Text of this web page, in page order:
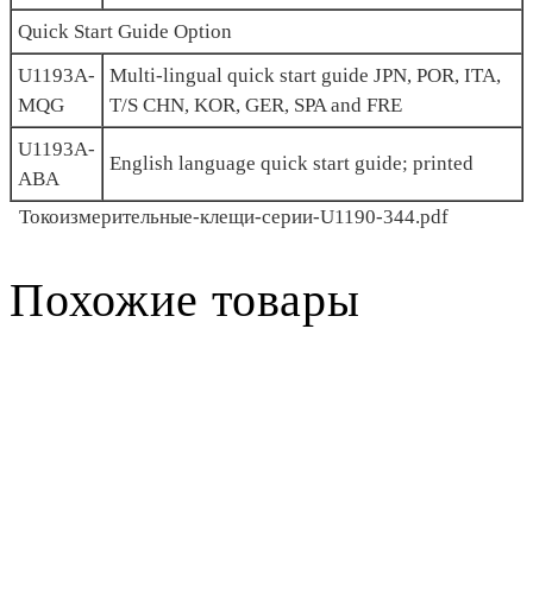
Quick Start Guide Option
U1193A-
MQG
Multi-lingual quick start guide JPN, POR, ITA,
T/S CHN, KOR, GER, SPA and FRE
U1193A-
ABA
English language quick start guide; printed
Токоизмерительные-клещи-серии-U1190-344.pdf
Похожие товары